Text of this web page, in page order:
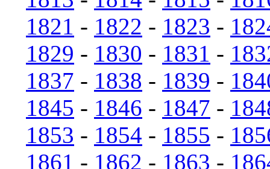
1821 - 1822 - 1823 -
1829 - 1830 - 1831 -
1837 - 1838 - 1839 -
1845 - 1846 - 1847 -
1853 - 1854 - 1855 -
1861 - 1862 - 1863 -